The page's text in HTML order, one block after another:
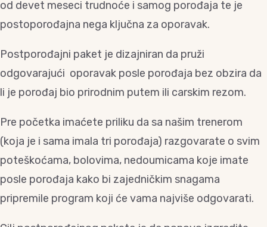
od devet meseci trudnoće i samog porođaja te je
postoporođajna nega ključna za oporavak.
Postporođajni paket je dizajniran da pruži
odgovarajući oporavak posle porođaja bez obzira da
li je porođaj bio prirodnim putem ili carskim rezom.
Pre početka imaćete priliku da sa našim trenerom
(koja je i sama imala tri porođaja) razgovarate o svim
poteškoćama, bolovima, nedoumicama koje imate
posle porođaja kako bi zajedničkim snagama
pripremile program koji će vama najviše odgovarati.